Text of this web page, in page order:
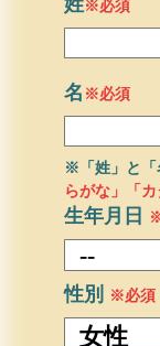
姓※必須
名 ※必須
※「姓」と「
らがな」「
生年月日
性別
※必須